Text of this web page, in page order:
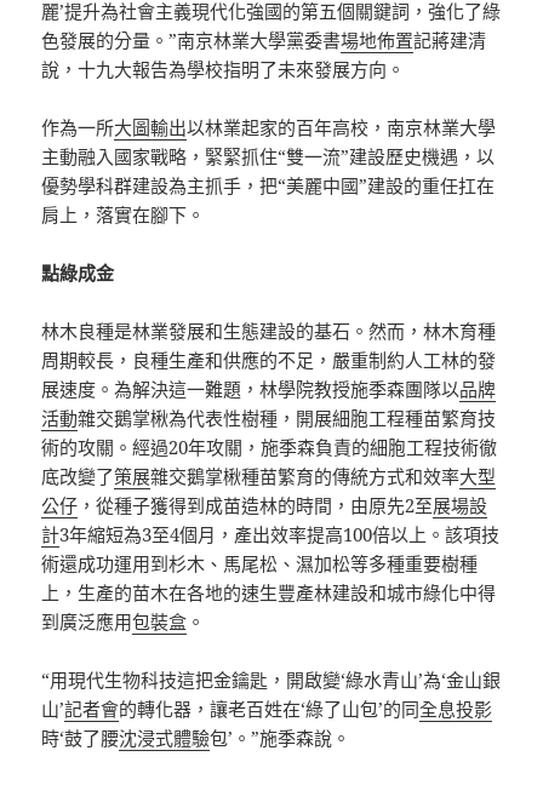
麗’提升為社會主義現代化強國的第五個關鍵詞，強化了綠
色發展的分量。”南京林業大學黨委書場地佈置記蔣建清
說，十九大報告為學校指明了未來發展方向。
作為一所大圖輸出以林業起家的百年高校，南京林業大學
主動融入國家戰略，緊緊抓住“雙一流”建設歷史機遇，以
優勢學科群建設為主抓手，把“美麗中國”建設的重任扛在
肩上，落實在腳下。
點綠成金
林木良種是林業發展和生態建設的基石。然而，林木育種
周期較長，良種生產和供應的不足，嚴重制約人工林的發
展速度。為解決這一難題，林學院教授施季森團隊以品牌
活動雜交鵝掌楸為代表性樹種，開展細胞工程種苗繁育技
術的攻關。經過20年攻關，施季森負責的細胞工程技術徹
底改變了策展雜交鵝掌楸種苗繁育的傳統方式和效率大型
公仔 ，從種子獲得到成苗造林的時間，由原先2至展場設
計3年縮短為3至4個月，產出效率提高100倍以上。該項技
術還成功運用到杉木、馬尾松、濕加松等多種重要樹種
上，生產的苗木在各地的速生豐產林建設和城市綠化中得
到廣泛應用包裝盒 。
“用現代生物科技這把金鑰匙，開啟變‘綠水青山’為‘金山銀
山’記者會的轉化器，讓老百姓在‘綠了山包’的同全息投影
時‘鼓了腰沈浸式體驗包’。”施季森說。